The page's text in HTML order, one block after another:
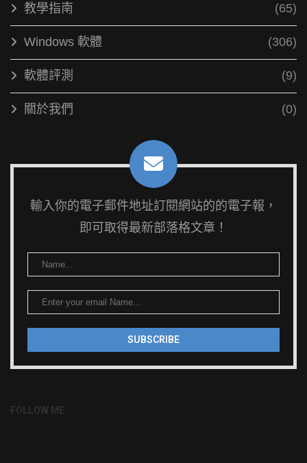
教學指南 (65)
Windows 軟體 (306)
軟體評測 (9)
關於我們 (0)
輸入你的電子郵件地址訂閱網站的的電子報，
即可取得最新部落格文章！
FOLLOW ME